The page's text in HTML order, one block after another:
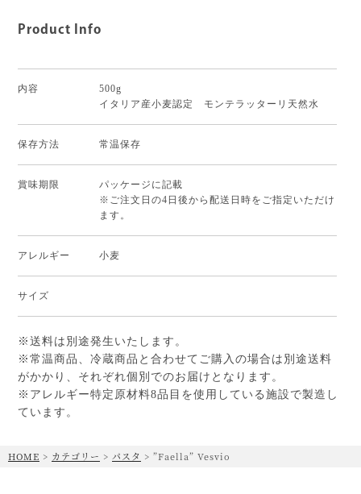
Product Info
内容
500g
イタリア産小麦認定 モンテラッターリ天然水
保存方法 常温保存
賞味期限
パッケージに記載
※ご注文日の4日後から配送日時をご指定いただけ
ます。
アレルギー 小麦
サイズ
※送料は別途発生いたします。
※常温商品、冷蔵商品と合わせてご購入の場合は別途送料
がかかり、それぞれ個別でのお届けとなります。
※アレルギー特定原材料8品目を使用している施設で製造し
ています。
HOME カテゴリー パスタ ”Faella” Vesvio